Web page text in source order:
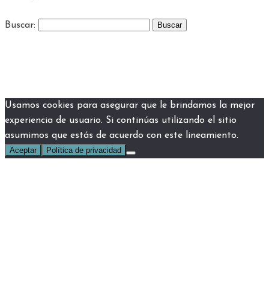
Buscar:
Usamos cookies para asegurar que le brindamos la mejor
experiencia de usuario. Si continúas utilizando el sitio
asumimos que estás de acuerdo con este lineamiento.
Aceptar Política de privacidad